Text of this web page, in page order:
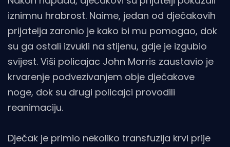
iznimnu hrabrost. Naime, jedan od dječakovih
prijatelja zaronio je kako bi mu pomogao, dok
su ga ostali izvukli na stijenu, gdje je izgubio
svijest. Viši policajac John Morris zaustavio je
krvarenje podvezivanjem obje dječakove
noge, dok su drugi policajci provodili
reanimaciju.
Dječak je primio nekoliko transfuzija krvi prije